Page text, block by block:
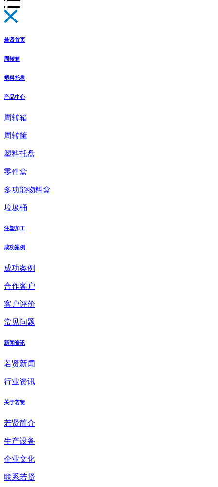
若贤首页
周转箱
塑料托盘
产品中心
周转箱
周转筐
塑料托盘
零件盒
多功能物料盒
垃圾桶
注塑加工
成功案例
成功案例
合作客户
客户评价
常见问题
新闻资讯
若贤新闻
行业资讯
关于若贤
若贤简介
生产设备
企业文化
联系若贤